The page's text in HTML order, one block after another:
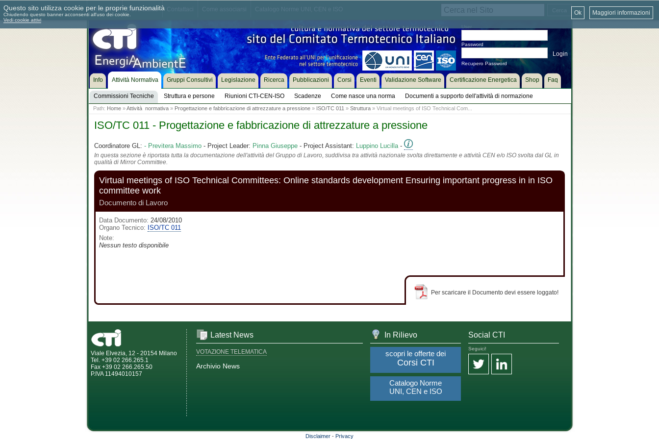
Chi siamo Dove siamo
Password
Recupero Password
Info Attività Normativa
Commissioni Tecniche Struttura e persone Riunioni CTI-CEN-ISO Scadenze Come nasce una norma Documenti a supporto dell'attività di normazione
Gruppi Consultivi Legislazione Ricerca Pubblicazioni Corsi Eventi Validazione Software Certificazione Energetica Shop Faq
Path: Home»Attività normativa» Progettazione e fabbricazione di attrezzature a pressione» ISO/TC 011 » Struttura» Virtual meetings of ISO Technical Com...
ISO/TC 011 - Progettazione e fabbricazione di attrezzature a pressione
Coordinatore GL: - Previtera Massimo- Project Leader: Pinna Giuseppe- Project Assistant: Luppino Lucilla-
In questa sezione è riportata tutta la documentazione dell'attività del Gruppo di Lavoro, suddivisa tra attività nazionale svolta direttamente e attività CEN e/o ISO svolta dal GL in
qualità di Mirror Committee.
Virtual meetings of ISO Technical Committees: Online standards development Ensuring important progress in in ISO
committee work
Documento di Lavoro
Data Documento: 24/08/2010
Organo Tecnico: ISO/TC 011
Note:
Nessun testo disponibile
Per scaricare il Documento devi essere loggato!
Viale Elvezia, 12 - 20154 Milano
Tel. +39 02 266.265.1
Fax +39 02 266.265.50
P.IVA 11494010157
Latest News
VOTAZIONE TELEMATICA
Archivio News
In Rilievo
scopri le offerte dei
Corsi CTI
Catalogo Norme
UNI, CEN e ISO
Social CTI
Seguici!
Disclaimer - Privacy
Questo sito utilizza cookie per le proprie funzionalità
Chiudendo questo banner acconsenti all'uso dei cookie.
Vedi cookie attivi
Maggiori informazioni
Ok